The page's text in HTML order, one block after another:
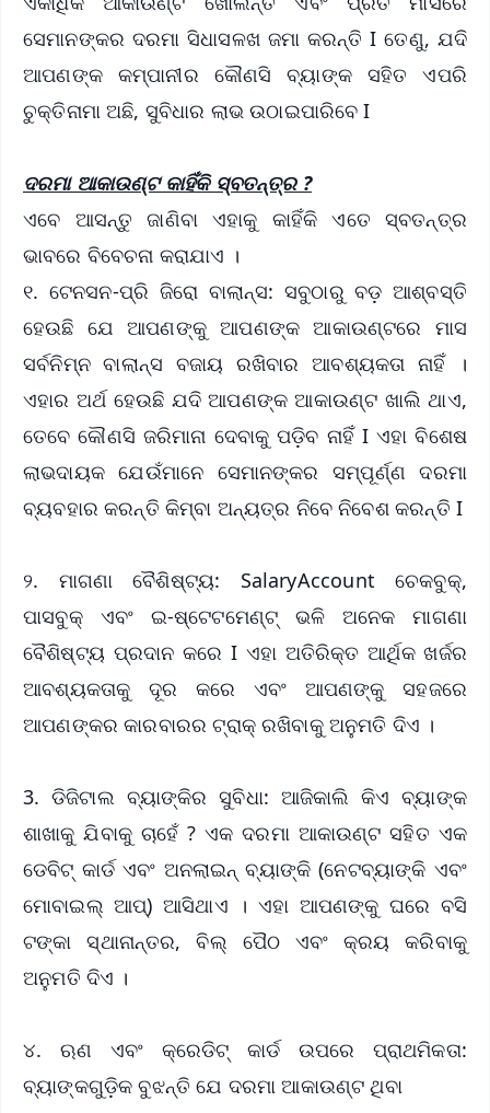
ସେମାନଙ୍କର ଦରମା ସିଧାସଳଖ ଜମା କରନ୍ତି I ତେଣୁ, ଯଦି
ଆପଣଙ୍କ କମ୍ପାନୀର କୌଣସି ବ୍ୟାଙ୍କ ସହିତ ଏପରି
ଚୁକ୍ତିନାମା ଅଛି, ସୁବିଧାର ଲାଭ ଉଠାଇପାରିବେ I
ଦରମା ଆକାଉଣ୍ଟ କାହିଁକି ସ୍ବତନ୍ତ୍ର ?
ଏବେ ଆସନ୍ତୁ ଜାଣିବା ଏହାକୁ କାହିଁକି ଏତେ ସ୍ବତନ୍ତ୍ର
ଭାବରେ ବିବେଚନା କରାଯାଏ ।
୧. ଟେନସନ-ପ୍ରି ଜିରୋ ବାଲାନ୍ସ: ସବୁଠାରୁ ବଡ଼ ଆଶ୍ବସ୍ତି
ହେଉଛି ଯେ ଆପଣଙ୍କୁ ଆପଣଙ୍କ ଆକାଉଣ୍ଟରେ ମାସ
ସର୍ବନିମ୍ନ ବାଲାନ୍ସ ବଜାୟ ରଖିବାର ଆବଶ୍ୟକତା ନାହିଁ ।
ଏହାର ଅର୍ଥ ହେଉଛି ଯଦି ଆପଣଙ୍କ ଆକାଉଣ୍ଟ ଖାଲି ଥାଏ,
ତେବେ କୌଣସି ଜରିମାନା ଦେବାକୁ ପଡ଼ିବ ନାହିଁ I ଏହା ବିଶେଷ
ଲାଭଦାୟକ ଯେଉଁମାନେ ସେମାନଙ୍କର ସମ୍ପୂର୍ଣ୍ଣ ଦରମା
ବ୍ୟବହାର କରନ୍ତି କିମ୍ବା ଅନ୍ୟତ୍ର ନିବେ ନିବେଶ କରନ୍ତି I
୨. ମାଗଣା ବୈଶିଷ୍ଟ୍ୟ: SalaryAccount ଚେକବୁକ୍,
ପାସବୁକ୍ ଏବଂ ଇ-ଷ୍ଟେଟମେଣ୍ଟ୍‌ ଭଳି ଅନେକ ମାଗଣା
ବୈଶିଷ୍ଟ୍ୟ ପ୍ରଦାନ କରେ I ଏହା ଅତିରିକ୍ତ ଆର୍ଥିକ ଖର୍ଜର
ଆବଶ୍ୟକତାକୁ ଦୂର କରେ ଏବଂ ଆପଣଙ୍କୁ ସହଜରେ
ଆପଣଙ୍କର କାରବାରର ଟ୍ରାକ୍ ରଖିବାକୁ ଅନୁମତି ଦିଏ ।
3. ଡିଜିଟାଲ ବ୍ୟାଙ୍କିର ସୁବିଧା: ଆଜିକାଲି କିଏ ବ୍ୟାଙ୍କ
ଶାଖାକୁ ଯିବାକୁ ଚାହେଁ ? ଏକ ଦରମା ଆକାଉଣ୍ଟ ସହିତ ଏକ
ଡେବିଟ୍ କାର୍ଡ ଏବଂ ଅନଲାଇନ୍ ବ୍ୟାଙ୍କି (ନେଟବ୍ୟାଙ୍କି ଏବଂ
ମୋବାଇଲ୍ ଆପ୍) ଆସିଥାଏ । ଏହା ଆପଣଙ୍କୁ ଘରେ ବସି
ଟଙ୍କା ସ୍ଥାନାନ୍ତର, ବିଲ୍ ପୈଠ ଏବଂ କ୍ରୟ କରିବାକୁ
ଅନୁମତି ଦିଏ ।
୪. ଋଣ ଏବଂ କ୍ରେଡିଟ୍ କାର୍ଡ ଉପରେ ପ୍ରାଥମିକତା:
ବ୍ୟାଙ୍କଗୁଡ଼ିକ ବୁଝନ୍ତି ଯେ ଦରମା ଆକାଉଣ୍ଟ ଥିବା